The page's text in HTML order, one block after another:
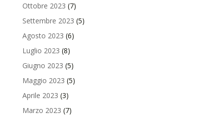
Ottobre 2023 (7)
Settembre 2023 (5)
Agosto 2023 (6)
Luglio 2023 (8)
Giugno 2023 (5)
Maggio 2023 (5)
Aprile 2023 (3)
Marzo 2023 (7)